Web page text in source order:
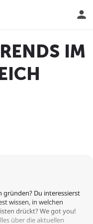
IM
gründen? Du interessierst
wissen, in welchen
drückt? We got you!
über die aktuellen